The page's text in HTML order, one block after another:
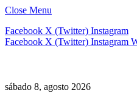
Close Menu
Facebook X (Twitter) Instagram
Facebook X (Twitter) Instagram
sábado 8, agosto 2026